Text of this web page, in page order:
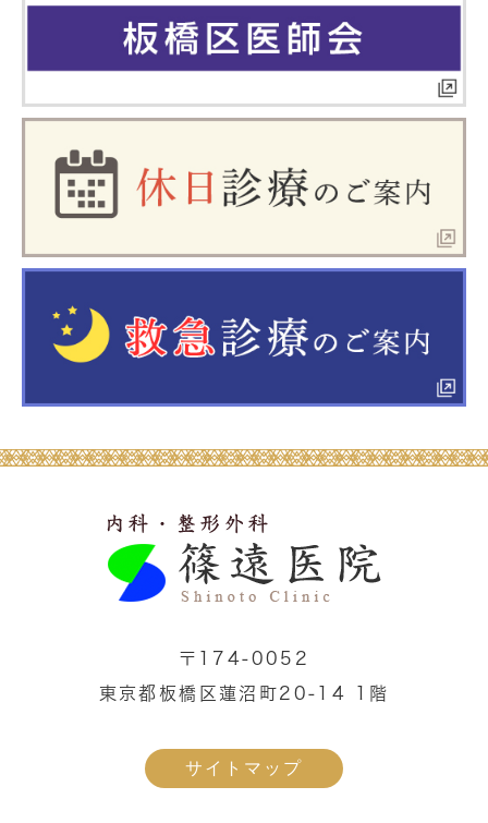
〒174-0052
東京都板橋区蓮沼町20-14 1階
サイトマップ